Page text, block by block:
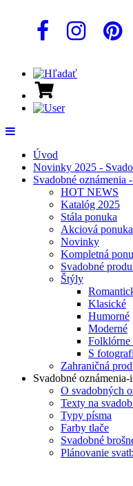
Úvod
Novinky 2025 -
Svadobné oznámenia
HOT NEWS
Katalóg 2025
Stála ponuka
Akciová ponuka
Novinky
Kompletná
Svadobné
Štýly
Klasické
Humorné
Moderné
Folklórne
S
Zahraničná
Svadobné
O svadobných
Texty na
Typy písma
Farby tlače
Svadobné
Plánovanie